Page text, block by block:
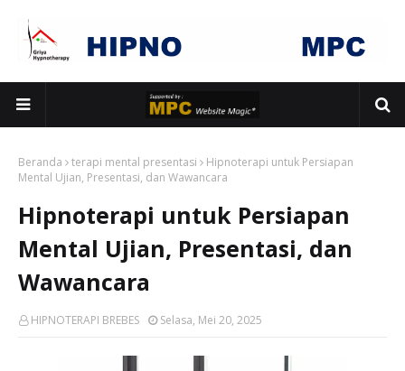
Beranda terapi mental presentasi
Hipnoterapi untuk Persiapan
Mental Ujian, Presentasi, dan Wawancara
Hipnoterapi untuk Persiapan
Mental Ujian, Presentasi, dan
Wawancara
HIPNOTERAPI BREBES Selasa, Mei 20, 2025